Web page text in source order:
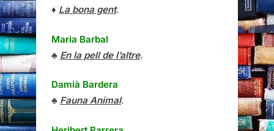
♦ La bona gent.
Maria Barbal
♣ En la pell de l’altre.
Damià Bardera
♣ Fauna Animal.